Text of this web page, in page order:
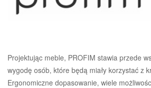
Projektując meble, PROFIM stawia przede
wygodę osób, które będą miały korzystać z
Ergonomiczne dopasowanie, wiele